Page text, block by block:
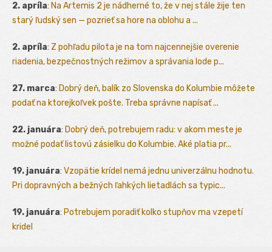
2. apríla: Na Artemis 2 je nádherné to, že v nej stále žije ten
starý ľudský sen — pozrieť sa hore na oblohu a ...
2. apríla: Z pohľadu pilota je na tom najcennejšie overenie
riadenia, bezpečnostných režimov a správania lode p...
27. marca: Dobrý deň, balík zo Slovenska do Kolumbie môžete
podať na ktorejkoľvek pošte. Treba správne napísať ...
22. januára: Dobrý deň, potrebujem radu: v akom meste je
možné podať listovú zásielku do Kolumbie. Aké platia pr...
19. januára: Vzopätie krídel nemá jednu univerzálnu hodnotu.
Pri dopravných a bežných ľahkých lietadlách sa typic...
19. januára: Potrebujem poradiť kolko stupňov ma vzepetí
kridel